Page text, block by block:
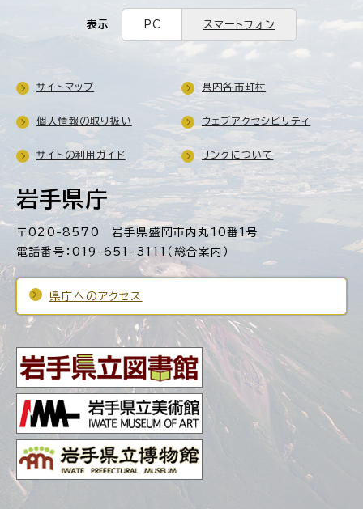
表示 PC スマートフォン
岩手県庁
〒020-8570 岩手県盛岡市内丸10番1号
電話番号：019-651-3111（総合案内）
県庁へのアクセス
サイトマップ 県内各市町村
個人情報の取り扱い ウェブアクセシビリティ
サイトの利用ガイド リンクについて